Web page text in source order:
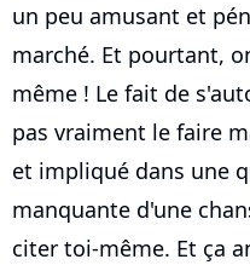
un peu amusant et
marché. Et pourtant,
même ! Le fait de
pas vraiment le faire
et impliqué dans une
manquante d'une
citer toi-même. Et ça